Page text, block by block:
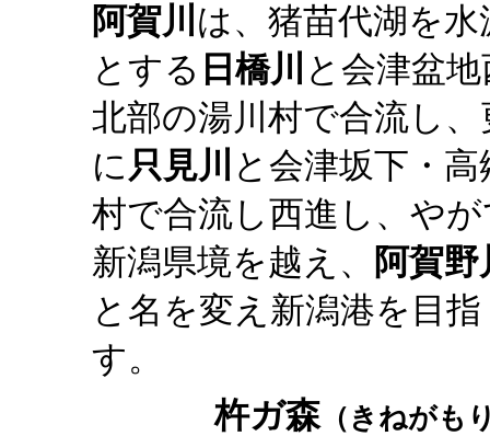
阿賀川 は、猪苗代湖を水
とする 日橋川 と会津盆地
北部の湯川村で合流し、
に只見川 と会津坂下・高
村で合流し西進し、や
新潟県境を越え、
阿賀野
と名を変え新潟港を目指
す。
杵ガ森（きねがも